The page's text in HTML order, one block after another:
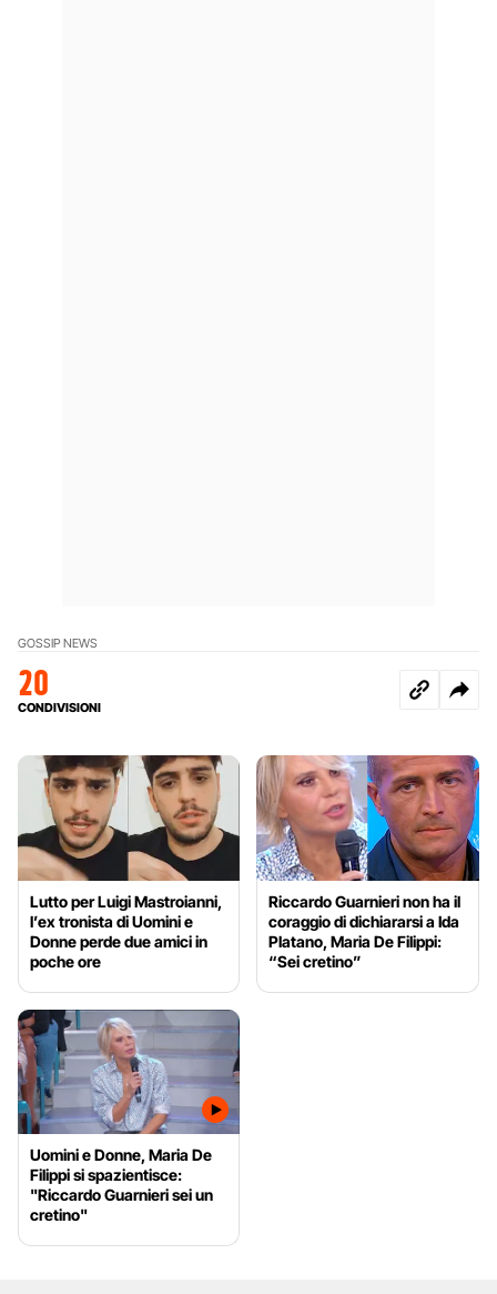
GOSSIP NEWS
20
CONDIVISIONI
Lutto per Luigi Mastroianni,
l’ex tronista di Uomini e
Donne perde due amici in
poche ore
Riccardo Guarnieri non ha il
coraggio di dichiararsi a Ida
Platano, Maria De Filippi:
“Sei cretino”
Uomini e Donne, Maria De
Filippi si spazientisce:
"Riccardo Guarnieri sei un
cretino"